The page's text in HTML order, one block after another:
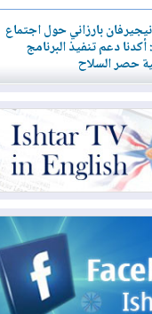
نيجيرفان بارزاني حول اجتماع
دعم تنفيذ البرنامج
حصر السلاح
ائتلاف ادارة الدولة: من
امن البلاد خارجون عن
بعد هجومين قرب باب المندب..
مئات القاصرين بلا مأوى.. أزمة
على مدريد